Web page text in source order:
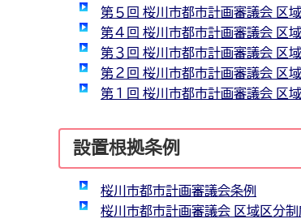
第５回 桜川市都市計画審議会 区
第４回 桜川市都市計画審議会 区
第３回 桜川市都市計画審議会 区
第２回 桜川市都市計画審議会 区
第１回 桜川市都市計画審議会 区
設置根拠条例
桜川市都市計画審議会条例
桜川市都市計画審議会 区域区分